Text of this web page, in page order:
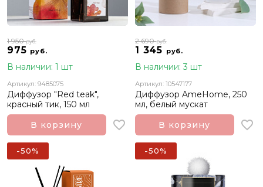
975 руб.
1 950руб.
В наличии: 1 шт
Артикул: 9485075
Диффузор "Red teak",
красный тик, 150 мл
В корзину
1 345 руб.
2 690руб.
В наличии: 3 шт
Артикул: 10547177
Диффузор AmeHome, 250
мл, белый мускат
В корзину
-50% -50%